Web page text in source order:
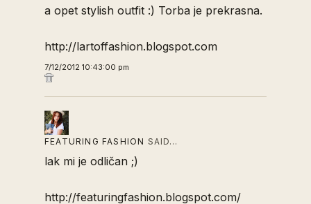
a opet stylish outfit :) Torba je prekrasna.
http://lartoffashion.blogspot.com
7/12/2012 10:43:00 pm
FEATURING FASHION SAID…
lak mi je odličan ;)
http://featuringfashion.blogspot.com/